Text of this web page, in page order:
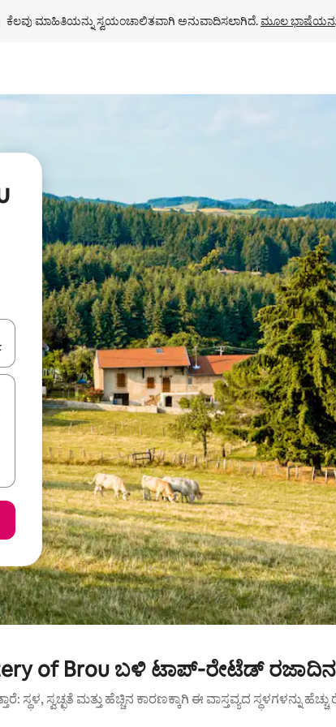
ಕೆಲವು ಮಾಹಿತಿಯನ್ನು ಸ್ವಯಂಚಾಲಿತವಾಗಿ ಅನುವಾದಿಸಲಾಗಿದೆ. ಮೂಲ
ನ್ಯಾವಿಗೇಟ್ ಮಾಡಿ ಅಥವಾ ಸ್ಪರ್ಶ ಅಥವಾ ಸ್ವೈಪ್ ಗೆಸ್ಚರ್‌ಗಳ ಮೂಲಕ
of Brou ಬಳಿ ಟಾಪ್-ರೇಟೆಡ್
ಸ್ಥಳ, ಸ್ವಚ್ಛತೆ ಮತ್ತು ಹೆಚ್ಚಿನ ಕಾರಣಕ್ಕಾಗಿ ಈ ವಾಸ್ತವ್ಯದ ಸ್ಥಳಗಳನ್ನು